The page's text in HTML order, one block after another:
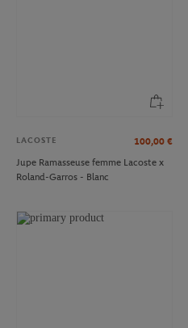
LACOSTE 100,00 €
Jupe Ramasseuse femme Lacoste x
Roland-Garros - Blanc